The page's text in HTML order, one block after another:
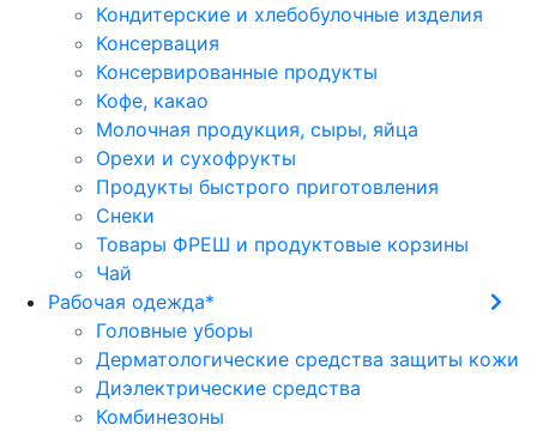
Кондитерские и хлебобулочные изделия
Консервация
Консервированные продукты
Кофе, какао
Молочная продукция, сыры, яйца
Орехи и сухофрукты
Продукты быстрого приготовления
Снеки
Товары ФРЕШ и продуктовые корзины
Чай
Рабочая одежда*
Головные уборы
Дерматологические средства защиты кожи
Диэлектрические средства
Комбинезоны